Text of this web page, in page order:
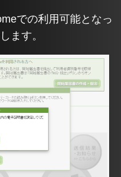
での利用可能となっ
ます。